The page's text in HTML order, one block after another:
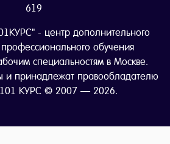
619
- центр дополнительного
обучения
специальностям в Москве.
и принадлежат правообладателю
КУРС © 2007 — 2026.